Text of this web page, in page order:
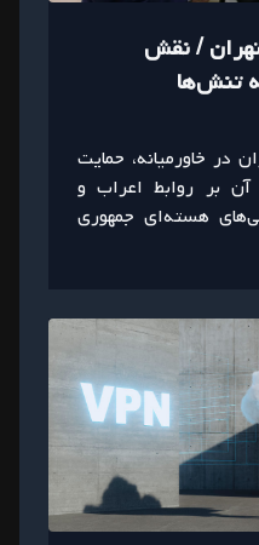
/ نقش
تنش‌ها
در خاورمیانه، حمایت
آن بر روابط اعراب و
هسته‌ای جمهوری